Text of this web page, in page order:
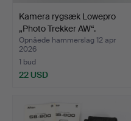
Kamera rygsæk Lowepro
„Photo Trekker AW“.
Opnåede hammerslag 12 apr
2026
1 bud
22 USD